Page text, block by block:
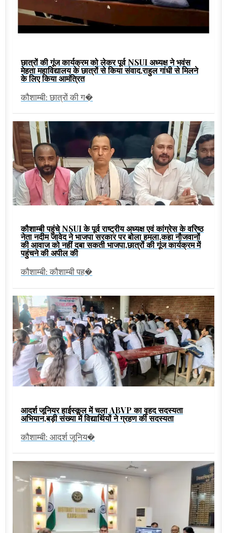
छात्रों की गूंज कार्यक्रम को लेकर पूर्व NSUI अध्यक्ष ने भवंस
मेहता महाविद्यालय के छात्रों से किया संवाद,राहुल गांधी से मिलने
के लिए किया आमंत्रित
कौशाम्बी: छात्रों की ग�
कौशाम्बी पहुंचे NSUI के पूर्व राष्ट्रीय अध्यक्ष एवं कांग्रेस के वरिष्ठ
नेता नदीम जावेद ने भाजपा सरकार पर बोला हमला,कहा नौजवानों
की आवाज को नहीं दबा सकती भाजपा,छात्रों की गूंज कार्यक्रम में
पहुंचने की अपील की
कौशाम्बी: कौशाम्बी पह�
आदर्श जूनियर हाईस्कूल में चला ABVP का वृहद सदस्यता
अभियान,बड़ी संख्या में विद्यार्थियों ने ग्रहण की सदस्यता
कौशाम्बी: आदर्श जूनिय�